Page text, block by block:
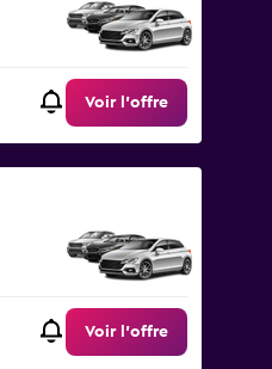
Voir l’offre
Voir l’offre